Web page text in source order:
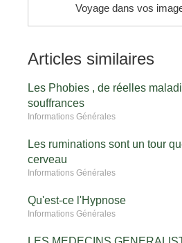
Voyage dans vos
Articles similaires
Les Phobies , de réelles
souffrances
Informations Générales
Les ruminations sont un tour
cerveau
Informations Générales
Qu'est-ce l'Hypnose
Informations Générales